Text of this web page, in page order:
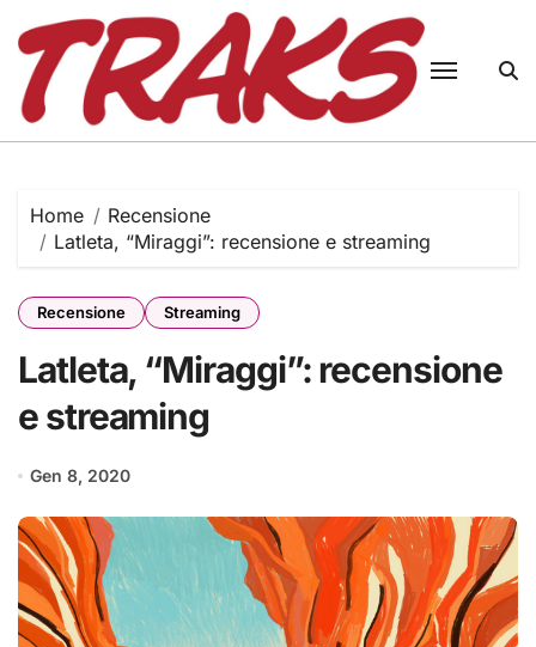
content
Home
Recensione
Latleta, “Miraggi”: recensione e streaming
Recensione Streaming
Latleta, “Miraggi”: recensione
e streaming
Gen 8, 2020